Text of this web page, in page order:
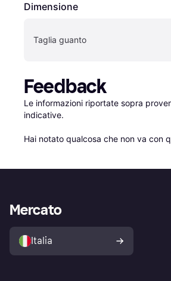
Dimensione
Taglia guanto
Feedback
Le informazioni riportate sopra
indicative.
Hai notato qualcosa che non va con
Mercato
Italia